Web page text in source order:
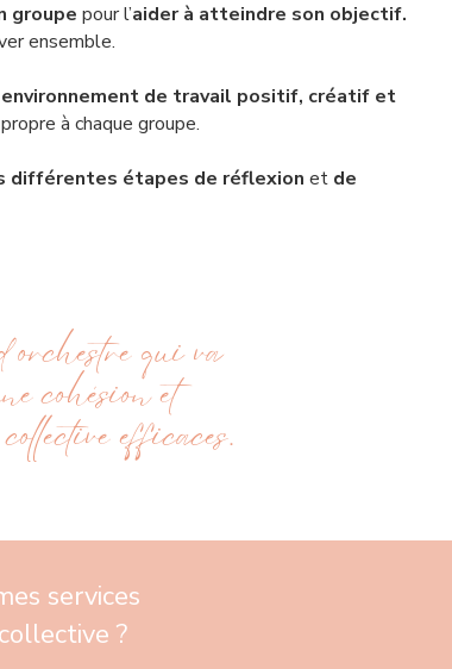
groupe pour l’aider à atteindre son objectif.
ensemble.
environnement de travail positif, créatif et
propre à chaque groupe.​
différentes étapes de réflexion et de
qui va
cohésion et
efficaces.
services
?